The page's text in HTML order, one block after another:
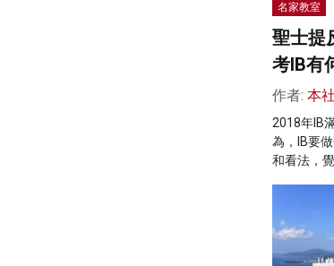
名家教室
聖士提
考IB有
作者: 本
2018年IB
為，IB要
和看法，